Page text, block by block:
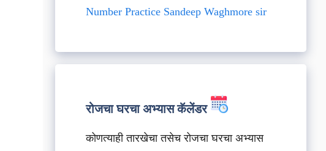
Number Practice Sandeep Waghmore sir
रोजचा घरचा अभ्यास कॅलेंडर
कोणत्याही तारखेचा तसेच रोजचा घरचा अभ्यास